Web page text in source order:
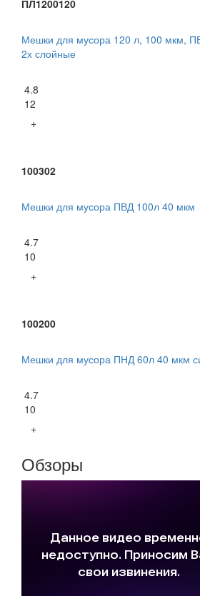
ПЛ1200120
Мешки для мусора 120 л, 100 мкм,
2х слойные
4.8
12
+
100302
Мешки для мусора ПВД 100л 40 мкм
4.7
10
+
100200
Мешки для мусора ПНД 60л 40 мкм
4.7
10
+
Обзоры